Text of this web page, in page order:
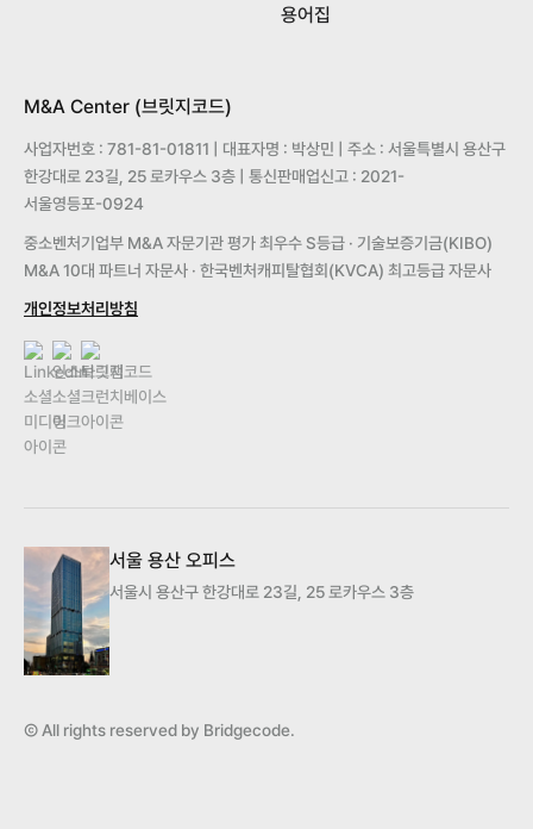
용어집
M&A Center (브릿지코드)
사업자번호 : 781-81-01811 | 대표자명 : 박상민 | 주소 : 서울특별시 용산구
한강대로 23길, 25 로카우스 3층 | 통신판매업신고 : 2021-
서울영등포-0924
중소벤처기업부 M&A 자문기관 평가 최우수 S등급 · 기술보증기금(KIBO)
M&A 10대 파트너 자문사 · 한국벤처캐피탈협회(KVCA) 최고등급 자문사
개인정보처리방침
서울 용산 오피스
서울시 용산구 한강대로 23길, 25 로카우스 3층
Ⓒ All rights reserved by Bridgecode.